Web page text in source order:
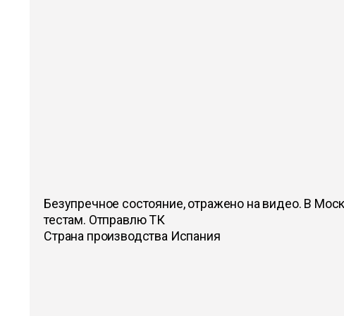
Безупречное состояние, отражено на видео. В
тестам. Отправлю ТК
Страна производства Испания